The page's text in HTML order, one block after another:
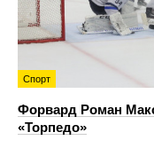
Спорт
Форвард Роман
«Торпедо»